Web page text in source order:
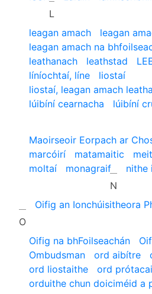
L
leagan amach
leagan
leagan amach na
leathanach
leathstad
líníochtaí, líne
liostaí
liostaí, leagan amach
lúibíní cearnacha
lúibíní
Maoirseoir Eorpach ar
marcóirí
matamaitic
moltaí
monagraif
N
nithe
O
Oifig an Ionchúisitheora
Oifig na bhFoilseachán
Ombudsman
ord aibítre
ord liostaithe
ord
orduithe chun doiciméid a